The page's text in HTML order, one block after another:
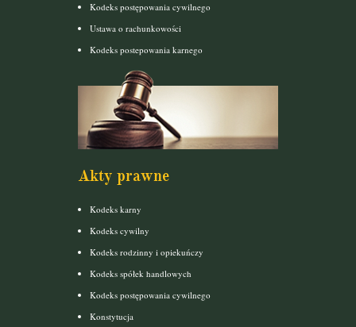
Kodeks postępowania cywilnego
Ustawa o rachunkowości
Kodeks postepowania karnego
Akty prawne
Kodeks karny
Kodeks cywilny
Kodeks rodzinny i opiekuńczy
Kodeks spółek handlowych
Kodeks postępowania cywilnego
Konstytucja